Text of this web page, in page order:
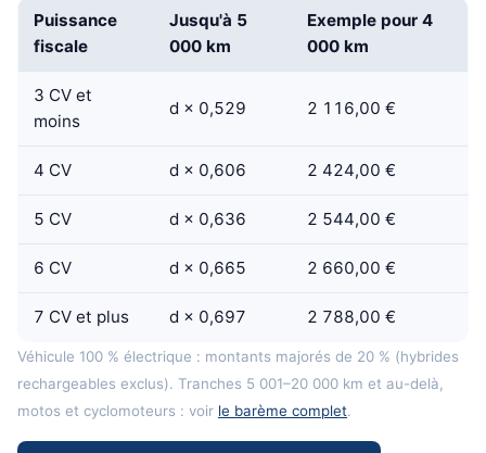
Puissance
fiscale
Jusqu'à 5
000 km
Exemple pour 4
000 km
3 CV et
moins
d × 0,529 2 116,00 €
4 CV d × 0,606 2 424,00 €
5 CV d × 0,636 2 544,00 €
6 CV d × 0,665 2 660,00 €
7 CV et plus d × 0,697 2 788,00 €
Véhicule 100 % électrique : montants majorés de 20 % (hybrides
rechargeables exclus). Tranches 5 001–20 000 km et au-delà,
motos et cyclomoteurs : voir le barème complet.